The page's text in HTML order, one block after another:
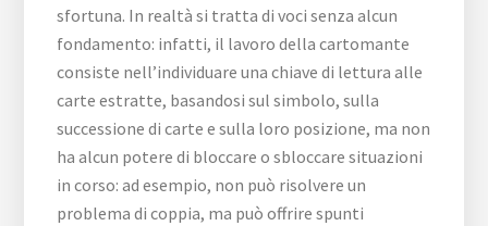
sfortuna. In realtà si tratta di voci senza alcun
fondamento: infatti, il lavoro della cartomante
consiste nell’individuare una chiave di lettura alle
carte estratte, basandosi sul simbolo, sulla
successione di carte e sulla loro posizione, ma non
ha alcun potere di bloccare o sbloccare situazioni
in corso: ad esempio, non può risolvere un
problema di coppia, ma può offrire spunti